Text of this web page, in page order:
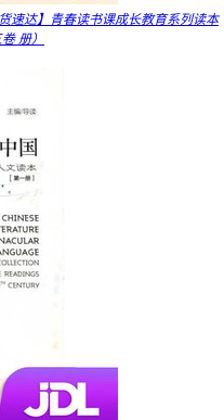
速达】青春读书课成长教育系列读本
册）